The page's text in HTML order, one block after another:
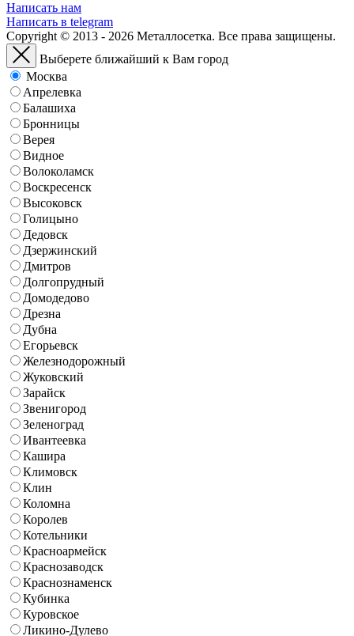
Написать нам
Написать в telegram
Copyright © 2013 - 2026 Металлосетка. Все права защищены.
Выберете ближайший к Вам город
Москва
Апрелевка
Балашиха
Бронницы
Верея
Видное
Волоколамск
Воскресенск
Высоковск
Голицыно
Дедовск
Дзержинский
Дмитров
Долгопрудный
Домодедово
Дрезна
Дубна
Егорьевск
Железнодорожный
Жуковский
Зарайск
Звенигород
Зеленоград
Ивантеевка
Кашира
Климовск
Клин
Коломна
Королев
Котельники
Красноармейск
Краснозаводск
Краснознаменск
Кубинка
Куровское
Ликино-Дулево